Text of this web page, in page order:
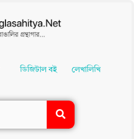
ডিজিটাল বই লেখালিখি